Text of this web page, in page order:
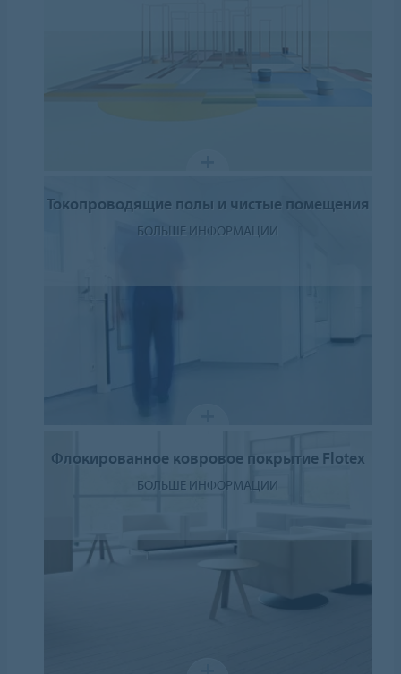
Токопроводящие полы и чистые помещения
БОЛЬШЕ ИНФОРМАЦИИ
Флокированное ковровое покрытие Flotex
БОЛЬШЕ ИНФОРМАЦИИ